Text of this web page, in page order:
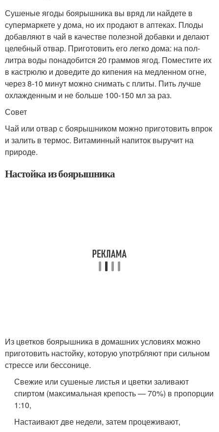
Сушеные ягоды боярышника вы вряд ли найдете в
супермаркете у дома, но их продают в аптеках. Плоды
добавляют в чай в качестве полезной добавки и делают
целебный отвар. Приготовить его легко дома: на пол-
литра воды понадобится 20 граммов ягод. Поместите их
в кастрюлю и доведите до кипения на медленном огне,
через 8-10 минут можно снимать с плиты. Пить лучше
охлажденным и не больше 100-150 мл за раз.
Совет
Чай или отвар с боярышником можно приготовить впрок
и залить в термос. Витаминный напиток выручит на
природе.
Настойка из боярышника
Из цветков боярышника в домашних условиях можно
приготовить настойку, которую употрбляют при сильном
стрессе или бессонице.
Свежие или сушеные листья и цветки заливают
спиртом (максимальная крепость — 70%) в пропорции
1:10,
Настаивают две недели, затем процеживают,